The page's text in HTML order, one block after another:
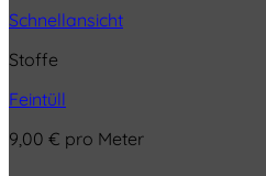
Schnellansicht
Stoffe
Feintüll
9,00 € pro Meter